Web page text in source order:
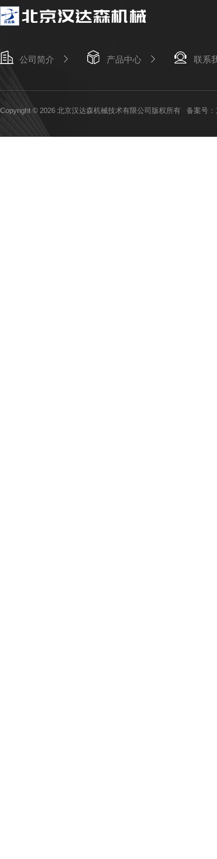
公司简介 产品中心 联系
Copyright © 2026 北京汉达森机械技术有限公司版权所有 备案号：